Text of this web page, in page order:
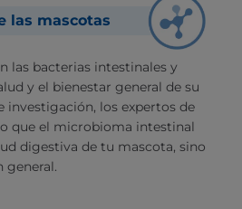
las mascotas
las bacterias intestinales y
y el bienestar general de su
investigación, los expertos de
que el microbioma intestinal
digestiva de tu mascota, sino
general.